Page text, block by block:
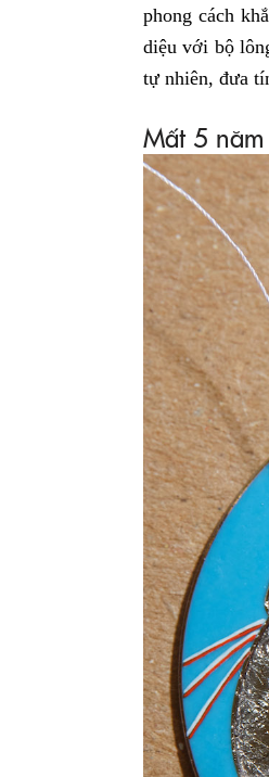
phong cách
diệu với bộ
tự nhiên, đưa
Mất 5